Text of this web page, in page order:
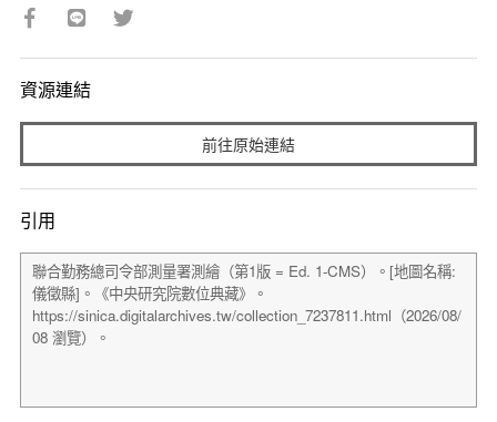
資源連結
前往原始連結
引用